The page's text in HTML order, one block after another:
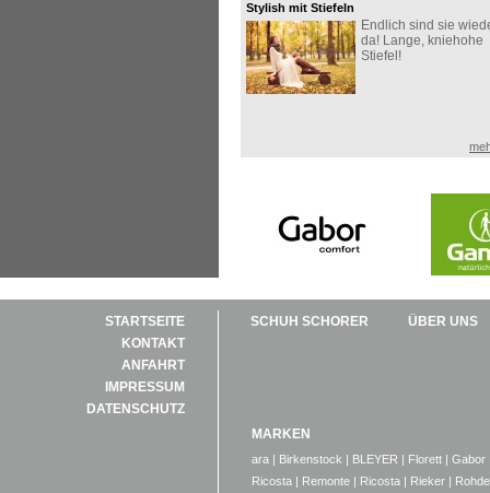
Stylish mit Stiefeln
Endlich sind sie
da! Lange, kniehohe
Stiefel!
STARTSEITE
KONTAKT
ANFAHRT
IMPRESSUM
DATENSCHUTZ
SCHUH SCHORER ÜBER UNS
MARKEN
ara | Birkenstock | BLEYER | Florett | Gabor
Ricosta | Remonte | Ricosta | Rieker | Rohde